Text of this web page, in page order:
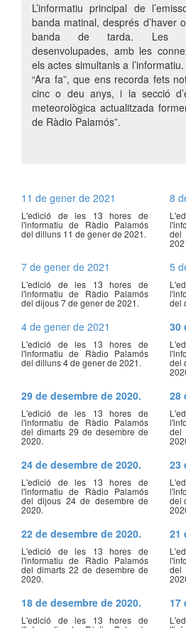
L’informatiu principal de
banda matinal, després d’haver
banda de tarda. Les
desenvolupades, amb les
els actes simultanis a
“Ara fa”, que ens recorda fets
cinc o deu anys, i la secció
meteorològica actualitzada
de Ràdio Palamós”.
11 de gener de 2021
L'edició de les 13 hores de
l'informatiu de Ràdio Palamós
del dilluns 11 de gener de 2021.
8
del
7 de gener de 2021
L'edició de les 13 hores de
l'informatiu de Ràdio Palamós
del dijous 7 de gener de 2021.
5
del
4 de gener de 2021
L'edició de les 13 hores de
l'informatiu de Ràdio Palamós
del dilluns 4 de gener de 2021.
30
del
29 de desembre de 2020.
L'edició de les 13 hores de
l'informatiu de Ràdio Palamós
del dimarts 29 de desembre de
2020.
28
del
24 de desembre de 2020.
L'edició de les 13 hores de
l'informatiu de Ràdio Palamós
del dijous 24 de desembre de
2020.
23
del
22 de desembre de 2020.
L'edició de les 13 hores de
l'informatiu de Ràdio Palamós
del dimarts 22 de desembre de
2020.
21
del
18 de desembre de 2020.
L'edició de les 13 hores de
17